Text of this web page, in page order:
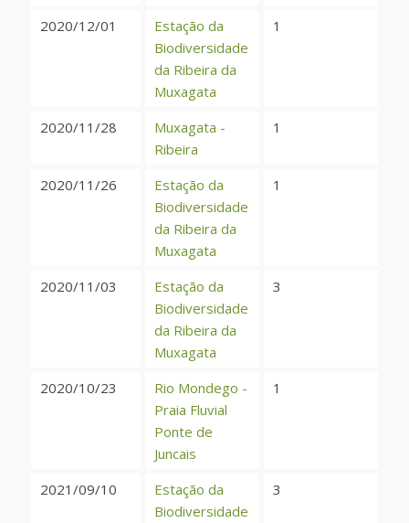
2020/12/01
Estação da
Biodiversidade
da Ribeira da
Muxagata
1
2020/11/28
Muxagata -
Ribeira
1
2020/11/26
Estação da
Biodiversidade
da Ribeira da
Muxagata
1
2020/11/03
Estação da
Biodiversidade
da Ribeira da
Muxagata
3
2020/10/23
Rio Mondego -
Praia Fluvial
Ponte de
Juncais
1
2021/09/10
Estação da
Biodiversidade
3